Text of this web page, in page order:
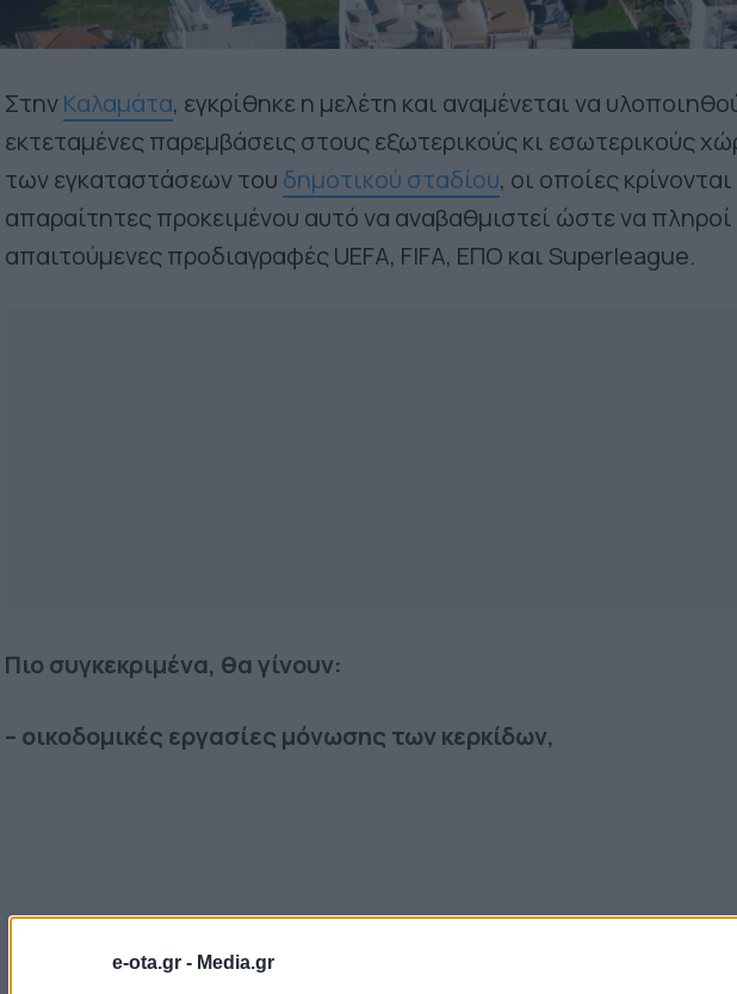
e-ota.gr - Media.gr
ΣτηνΚαλαμάτα, εγκρίθηκε η μελέτη και αναμένεται να
εκτεταμένες παρεμβάσεις στους εξωτερικούς κι εσωτερικούς
των εγκαταστάσεων του δημοτικού σταδίου, οι οποίες κρίνονται
απαραίτητες προκειμένου αυτό να αναβαθμιστεί ώστε να πληροί
απαιτούμενες προδιαγραφές UEFA, FIFA, ΕΠΟ και Superleague.
Πιο συγκεκριμένα, θα γίνουν:
– οικοδομικές εργασίες μόνωσης των κερκίδων,